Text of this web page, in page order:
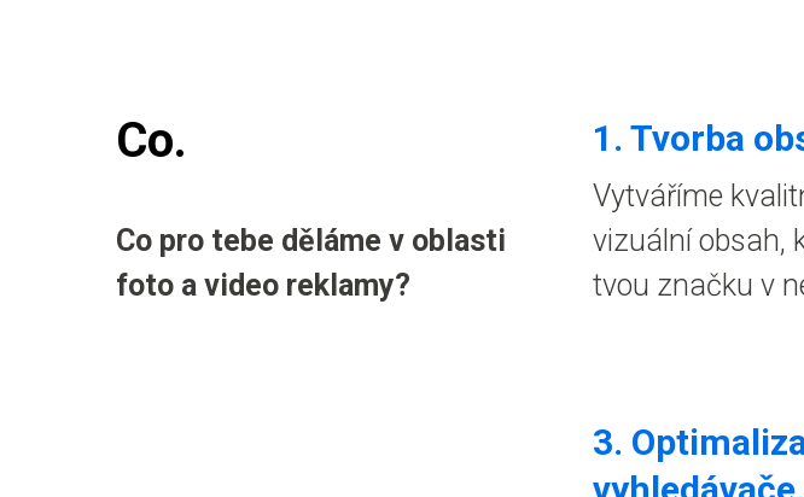
Co.
Co pro tebe děláme v oblasti
foto a video reklamy?
1. Tvorba
Vytváříme
vizuální obsah,
tvou značku v
3.